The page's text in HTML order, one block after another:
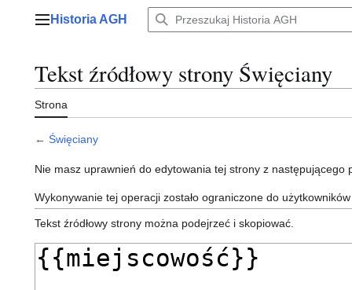
Menu główne
Historia AGH
Tekst źródłowy strony Święciany
Strona
← Święciany
Nie masz uprawnień do edytowania tej strony z następującego
Wykonywanie tej operacji zostało ograniczone do
Tekst źródłowy strony można podejrzeć i skopiować.